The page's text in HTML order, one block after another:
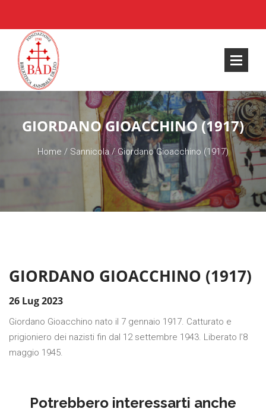
GIORDANO GIOACCHINO (1917)
Home / Sannicola/Giordano Gioacchino (1917)
GIORDANO GIOACCHINO (1917)
26 Lug 2023
Giordano Gioacchino nato il 7 gennaio 1917. Catturato e
prigioniero dei nazisti fin dal 12 settembre 1943. Liberato l’8
maggio 1945.
Potrebbero interessarti anche